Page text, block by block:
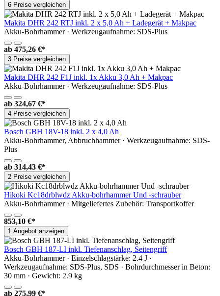
6 Preise vergleichen
Makita DHR 242 RTJ inkl. 2 x 5,0 Ah + Ladegerät + Makpac
Akku-Bohrhammer · Werkzeugaufnahme: SDS-Plus
ab 475,26 €*
3 Preise vergleichen
Makita DHR 242 F1J inkl. 1x Akku 3,0 Ah + Makpac
Akku-Bohrhammer · Werkzeugaufnahme: SDS-Plus
ab 324,67 €*
4 Preise vergleichen
Bosch GBH 18V-18 inkl. 2 x 4,0 Ah
Akku-Bohrhammer, Abbruchhammer · Werkzeugaufnahme: SDS-
Plus
ab 314,43 €*
2 Preise vergleichen
Hikoki Kc18drblwdz Akku-bohrhammer Und -schrauber
Akku-Bohrhammer · Mitgeliefertes Zubehör: Transportkoffer
853,10 €*
1 Angebot anzeigen
Bosch GBH 187-LI inkl. Tiefenanschlag, Seitengriff
Akku-Bohrhammer · Einzelschlagstärke: 2.4 J ·
Werkzeugaufnahme: SDS-Plus, SDS · Bohrdurchmesser in Beton:
30 mm · Gewicht: 2.9 kg
ab 275,99 €*